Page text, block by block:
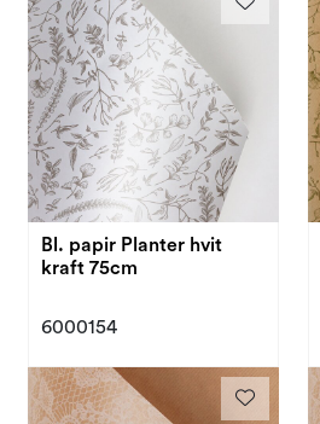
Bl. papir Planter hvit
kraft 75cm
6000154